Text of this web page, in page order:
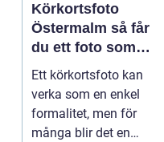
Körkortsfoto
Östermalm så får
du ett foto som
alltid blir godkänt
Ett körkortsfoto kan
verka som en enkel
formalitet, men för
många blir det en